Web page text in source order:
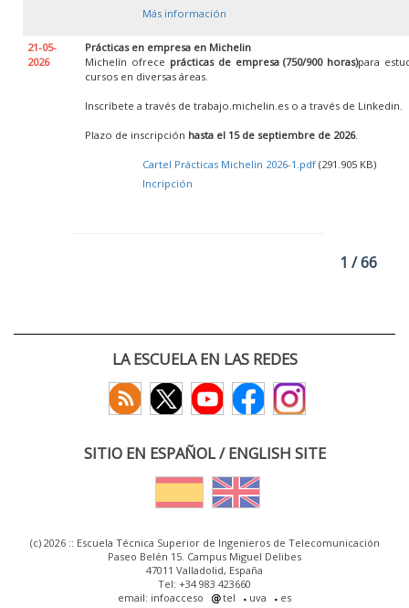
Más información
21-05-
2026
Prácticas en empresa en Michelin
Michelín ofrece prácticas de empresa (750/900 horas)para
cursos en diversas áreas.
Inscríbete a través de trabajo.michelin.es o a través de Linkedin.
Plazo de inscripción hasta el 15 de septiembre de 2026.
Cartel Prácticas Michelin 2026-1.pdf (291.905 KB)
Incripción
1 / 66
LA ESCUELA EN LAS REDES
SITIO EN ESPAÑOL / ENGLISH SITE
(c) 2026 :: Escuela Técnica Superior de Ingenieros de Telecomunicación
Paseo Belén 15. Campus Miguel Delibes
47011 Valladolid, España
Tel: +34 983 423660
email: infoacceso
tel uva es